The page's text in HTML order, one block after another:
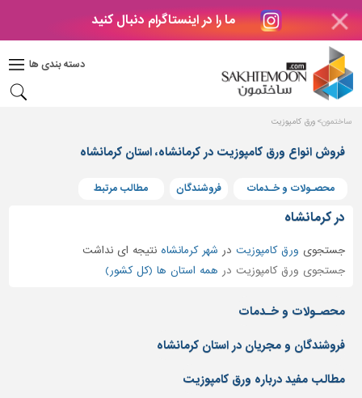
ما را در اینستاگرام دنبال کنید
دسته بندی ها
دکوراسیون
بتن
های
بتنی
و
پنجره
ساختمانی
نرده
و
حفاظ
کفپوش
ساختمون ورق کامپوزیت
فروش انواع ورق کامپوزیت در کرمانشاه، استان کرمانشاه
محصـولات و خـدمات فروشندگان مطالب مرتبط
در کرمانشاه
جستجوی ورق کامپوزیت در شهر کرمانشاه نتیجه ای نداشت
جستجوی ورق کامپوزیت در همه استان ها (کل کشور)
محصـولات و خـدمات
فروشندگان و مجریان در استان کرمانشاه
مطالب مفید درباره ورق کامپوزیت